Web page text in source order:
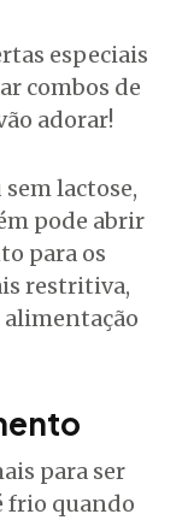
especiais
combos de
adorar!
lactose,
pode abrir
para os
restritiva,
para ser
frio quando